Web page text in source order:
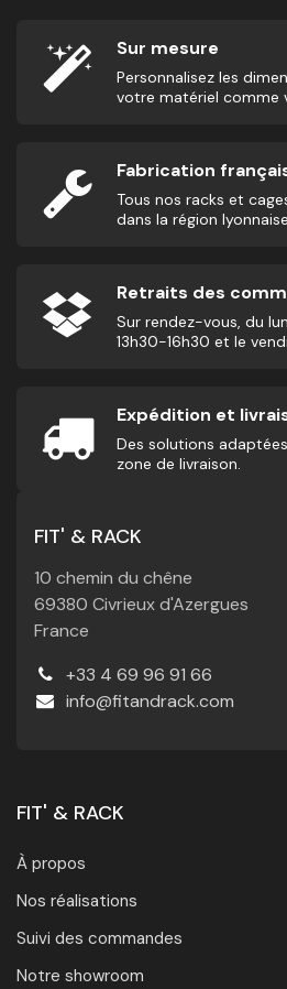
Sur mesure
Personnalisez les
votre matériel comme
Fabrication
Tous nos racks et
dans la région
Retraits des
Sur rendez-vous, du
13h30-16h30 et le
Expédition et
Des solutions
zone de livraison.
FIT' & RACK
10 chemin du chêne
69380 Civrieux d'Azergues
France
+33 4 69 96 91 66
info@fitandrack.com
FIT' & RACK
À propos
Nos réalisations
Suivi des commandes
Notre showroom